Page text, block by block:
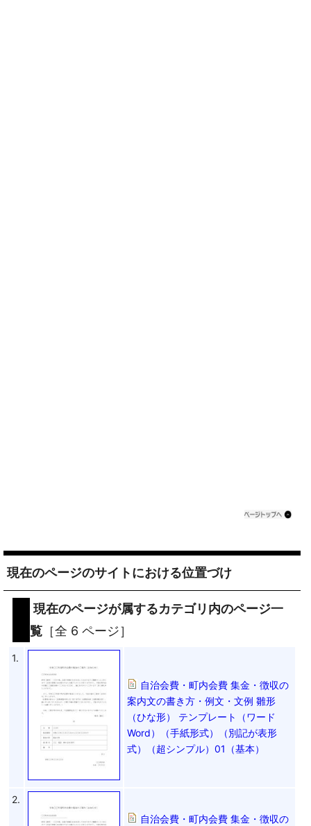
現在のページのサイトにおける位置づけ
現在のページが属するカテゴリ内のページ一
覧 ［全 6 ページ］
1.
自治会費・町内会費 集金・徴収の
案内文の書き方・例文・文例 雛形
（ひな形） テンプレート（ワード
Word）（手紙形式）（別記が表形
式）（超シンプル）01（基本）
2.
自治会費・町内会費 集金・徴収の